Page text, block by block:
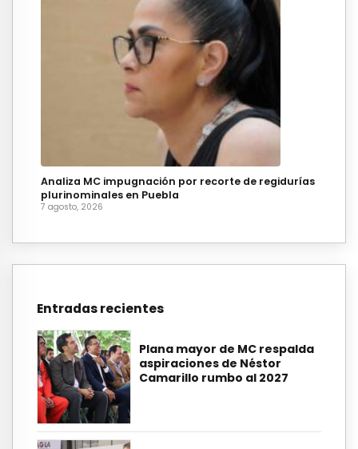
Analiza MC impugnación por recorte de regidurías
plurinominales en Puebla
7 agosto, 2026
Entradas recientes
Plana mayor de MC respalda
aspiraciones de Néstor
Camarillo rumbo al 2027